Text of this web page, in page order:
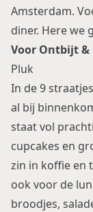
Amsterdam.
diner. Here we
Voor Ontbijt &
Pluk
In de 9
al bij
staat vol
cupcakes en
zin in koffie en
ook voor de
broodjes,